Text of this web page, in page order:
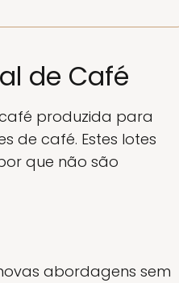
de Café
produzida para
de café. Estes lotes
que não são
abordagens sem